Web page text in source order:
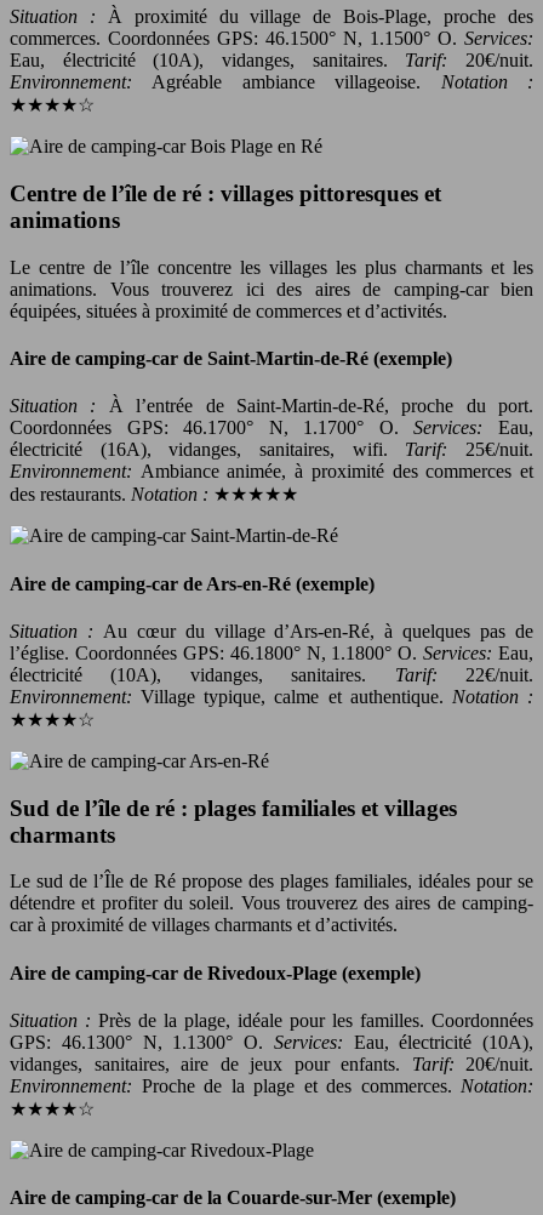
Situation : À proximité du village de Bois-Plage, proche des
commerces. Coordonnées GPS: 46.1500° N, 1.1500° O. Services:
Eau, électricité (10A), vidanges, sanitaires. Tarif:20€/nuit.
Environnement:Agréable ambiance villageoise. Notation :
★★★★☆
Centre de l’île de ré : villages pittoresques et
animations
Le centre de l’île concentre les villages les plus charmants et les
animations. Vous trouverez ici des aires de camping-car bien
équipées, situées à proximité de commerces et d’activités.
Aire de camping-car de Saint-Martin-de-Ré (exemple)
Situation : À l’entrée de Saint-Martin-de-Ré, proche du port.
Coordonnées GPS: 46.1700° N, 1.1700° O.Services:Eau,
électricité (16A), vidanges, sanitaires, wifi. Tarif:25€/nuit.
Environnement: Ambiance animée, à proximité des commerces et
des restaurants. Notation : ★★★★★
Aire de camping-car de Ars-en-Ré (exemple)
Situation : Au cœur du village d’Ars-en-Ré, à quelques pas de
l’église. Coordonnées GPS: 46.1800° N, 1.1800° O.Services: Eau,
électricité (10A), vidanges, sanitaires. Tarif: 22€/nuit.
Environnement:Village typique, calme et authentique. Notation :
★★★★☆
Sud de l’île de ré : plages familiales et villages
charmants
Le sud de l’Île de Ré propose des plages familiales, idéales pour se
détendre et profiter du soleil. Vous trouverez des aires de camping-
car à proximité de villages charmants et d’activités.
Aire de camping-car de Rivedoux-Plage (exemple)
Situation : Près de la plage, idéale pour les familles. Coordonnées
GPS: 46.1300° N, 1.1300° O. Services: Eau, électricité (10A),
vidanges, sanitaires, aire de jeux pour enfants. Tarif: 20€/nuit.
Environnement: Proche de la plage et des commerces. Notation:
★★★★☆
Aire de camping-car de la Couarde-sur-Mer (exemple)